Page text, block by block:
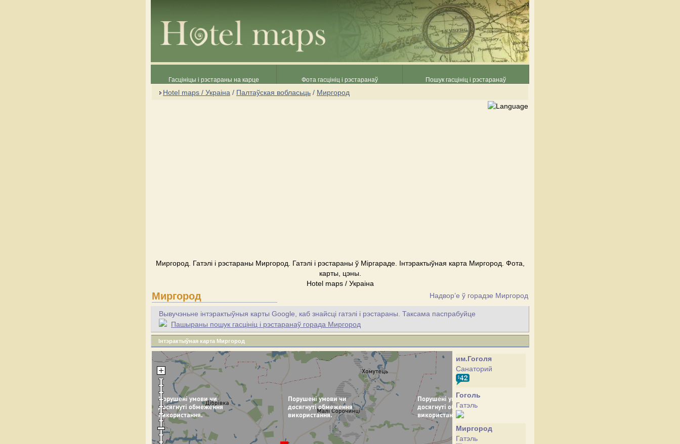
Гасцініцы і рэстараны на карце Фота гасцініц і рэстаранаў Пошук гасцініц і рэстаранаў
Hotel maps / Украіна / Палтаўская вобласьць / Миргород
Миргород. Гатэлі і рэстараны Миргород. Гатэлі і рэстараны ў Міргараде. Інтэрактыўная карта Миргород. Фота,
карты, цэны.
Hotel maps / Украіна
Миргород Надвор’е ў горадзе Миргород
Вывучэньне інтэрактыўныя карты Google, каб знайсці гатэлі і рэстараны. Таксама паспрабуйце
Пашыраны пошук гасцініц і рэстаранаў горада Миргород
Інтэрактыўная карта Миргород
им.Гоголя
Cанаторий
Гоголь
Гатэль
Миргород
Гатэль